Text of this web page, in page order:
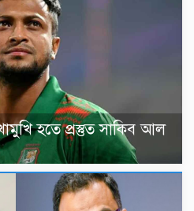
হতে প্রস্তুত সাকিব আল